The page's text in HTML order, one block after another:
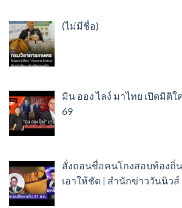
(ไม่มีชื่อ)
มิน ออง ไลง์ มาไทย เปิดมิติใ
69
สั่งถอนชื่อคนโกงสอบท้องถิ่น
เอาให้ชัด | สำนักข่าววันนิวส์